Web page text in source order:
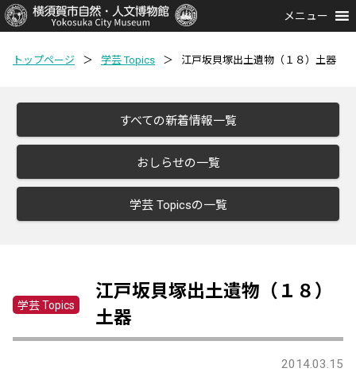
メニュー
トップページ ＞ 学芸 Topics ＞ 江戸坂貝塚出土遺物（１８）土器
すべての新着情報一覧
おしらせの一覧
学芸 Topicsの一覧
学芸 Topics
江戸坂貝塚出土遺物（１８）
土器
2014.03.15